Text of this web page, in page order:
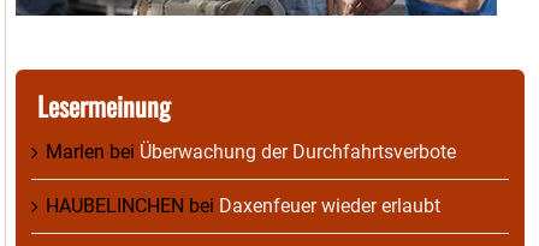
Lesermeinung
Marlen bei Überwachung der Durchfahrtsverbote
HAUBELINCHEN bei Daxenfeuer wieder erlaubt